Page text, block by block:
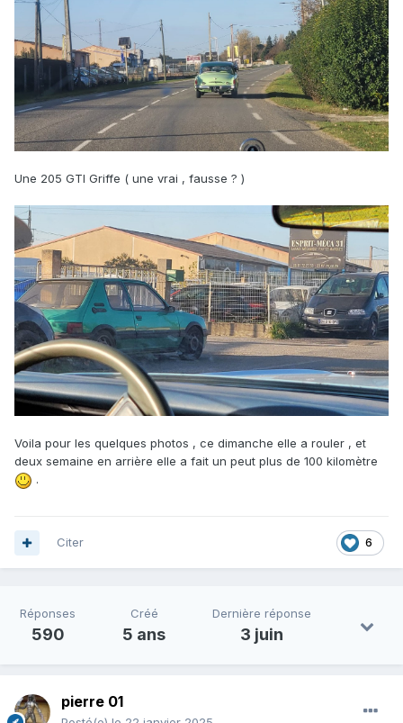
Une 205 GTI Griffe ( une vrai , fausse ? )
Voila pour les quelques photos , ce dimanche elle a rouler , et
deux semaine en arrière elle a fait un peut plus de 100 kilomètre
.
6
Citer
Réponses
590
Créé
5 ans
Dernière réponse
3 juin
pierre 01